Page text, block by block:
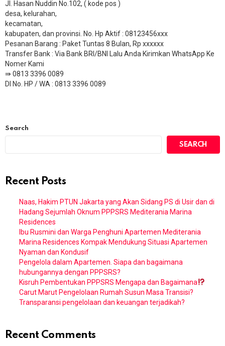
Jl. Hasan Nuddin No.102, ( kode pos )
desa, kelurahan,
kecamatan,
kabupaten, dan provinsi. No. Hp Aktif : 08123456xxx
Pesanan Barang : Paket Tuntas 8 Bulan, Rp xxxxxx
​Transfer Bank : Via Bank BRI/BNI Lalu Anda Kirimkan WhatsApp Ke
Nomer Kami
⇛ 0813 3396 0089
DI No. HP / WA : 0813 3396 0089
Search
SEARCH
Recent Posts
Naas, Hakim PTUN Jakarta yang Akan Sidang PS di Usir dan di
Hadang Sejumlah Oknum PPPSRS Mediterania Marina
Residences
Ibu Rusmini dan Warga Penghuni Apartemen Mediterania
Marina Residences Kompak Mendukung Situasi Apartemen
Nyaman dan Kondusif
Pengelola dalam Apartemen. Siapa dan bagaimana
hubungannya dengan PPPSRS?
Kisruh Pembentukan PPPSRS Mengapa dan Bagaimana
Carut Marut Pengelolaan Rumah Susun Masa Transisi?
Transparansi pengelolaan dan keuangan terjadikah?
Recent Comments